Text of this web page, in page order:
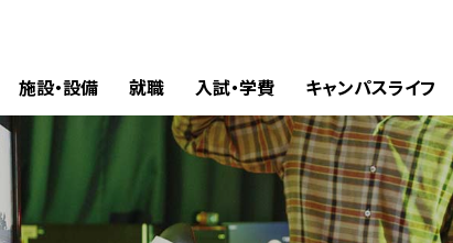
施設・設備 就職 入試・学費 キャンパスライフ